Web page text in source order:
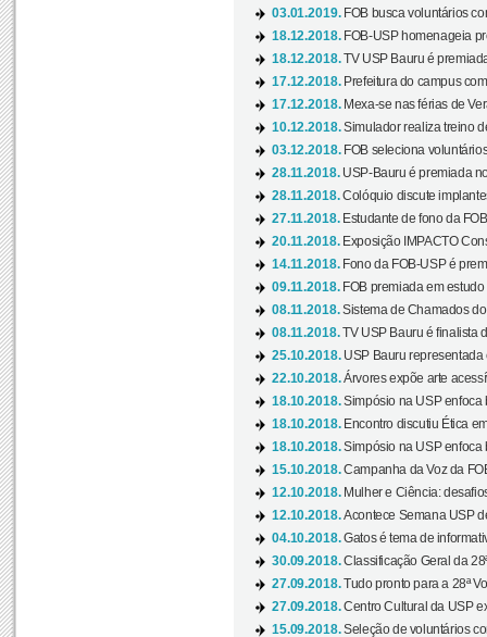
03.01.2019. FOB busca voluntários
18.12.2018. FOB-USP homenageia
18.12.2018.TV USP Bauru é
17.12.2018. Prefeitura do campus
17.12.2018. Mexa-se nas férias de
10.12.2018.Simulador realiza treino
03.12.2018. FOB seleciona
28.11.2018. USP-Bauru é premiada
28.11.2018.Colóquio discute
27.11.2018. Estudante de fono da
20.11.2018. Exposição IMPACTO
14.11.2018. Fono da FOB-USP é
09.11.2018. FOB premiada em estudo
08.11.2018.Sistema de Chamados
08.11.2018.TV USP Bauru é finalista
25.10.2018. USP Bauru representada
22.10.2018.Árvores expõe arte
18.10.2018.Simpósio na USP enfoca
18.10.2018. Encontro discutiu Ética
18.10.2018.Simpósio na USP enfoca
15.10.2018.Campanha da Voz da
12.10.2018. Mulher e Ciência:
12.10.2018.Acontece Semana USP
04.10.2018.Gatos é tema de
30.09.2018.Classificação Geral da
27.09.2018.Tudo pronto para a 28ª
27.09.2018.Centro Cultural da USP
15.09.2018.Seleção de voluntários